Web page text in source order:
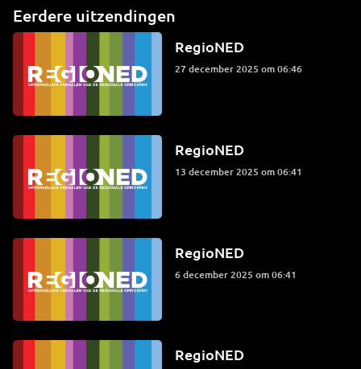
Eerdere uitzendingen
RegioNED
27 december 2025 om 06:46
RegioNED
13 december 2025 om 06:41
RegioNED
6 december 2025 om 06:41
RegioNED